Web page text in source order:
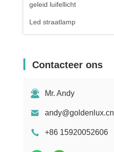
geleid luifellicht
Led straatlamp
Contacteer ons
Mr. Andy
andy@goldenlux.cn
+86 15920052606